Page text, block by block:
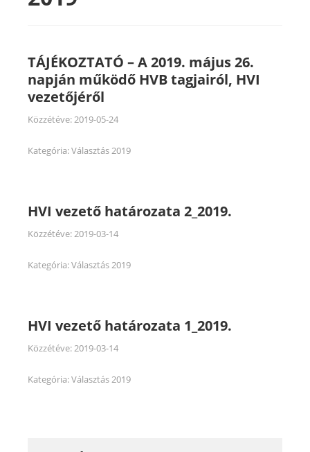
TÁJÉKOZTATÓ – A 2019. május 26.
napján működő HVB tagjairól, HVI
vezetőjéről
Közzétéve:2019-05-24
Kategória:Választás 2019
HVI vezető határozata 2_2019.
Közzétéve:2019-03-14
Kategória:Választás 2019
HVI vezető határozata 1_2019.
Közzétéve:2019-03-14
Kategória:Választás 2019